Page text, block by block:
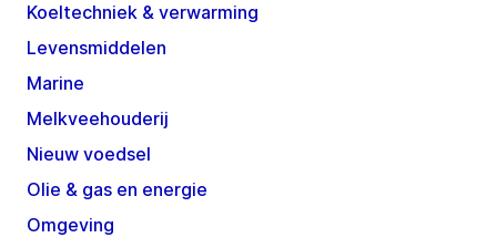
Koeltechniek & verwarming
Levensmiddelen
Marine
Melkveehouderij
Nieuw voedsel
Olie & gas en energie
Omgeving